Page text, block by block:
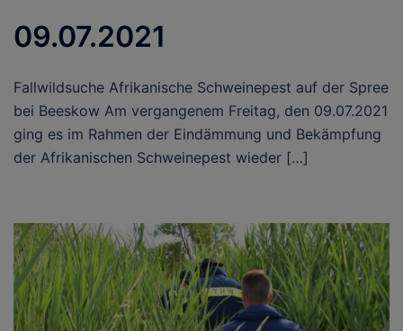
09.07.2021
Fallwildsuche Afrikanische Schweinepest auf der Spree
bei Beeskow Am vergangenem Freitag, den 09.07.2021
ging es im Rahmen der Eindämmung und Bekämpfung
der Afrikanischen Schweinepest wieder […]